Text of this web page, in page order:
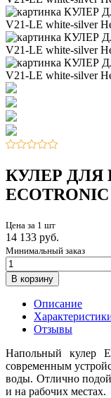
КУЛЕР
Цена за 1 шт
14 133 руб.
Минимальный заказ
В корзину
Описание
Отзывы
Напольный кулер
современным
воды. Отлично
и на рабочих местах.